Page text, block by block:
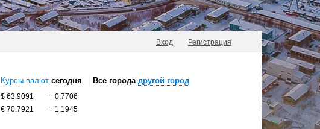
Вход Регистрация
Все города другой город
Курсы валют сегодня
$ 63.9091 + 0.7706
€ 70.7921
+ 1.1945